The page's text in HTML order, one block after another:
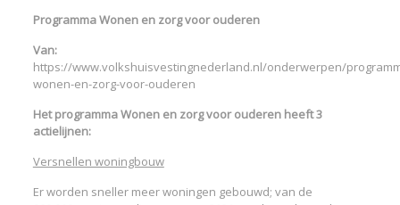
Programma Wonen en zorg voor ouderen
Van:
https://www.volkshuisvestingnederland.nl/onderwerpen/
wonen-en-zorg-voor-ouderen
Het programma Wonen en zorg voor ouderen heeft 3
actielijnen:
Versnellen woningbouw
Er worden sneller meer woningen gebouwd; van de